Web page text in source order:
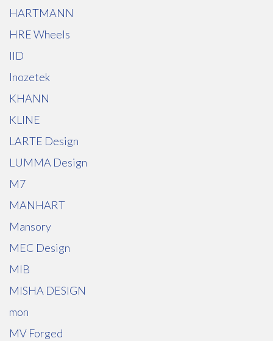
HARTMANN
HRE Wheels
IID
Inozetek
KHANN
KLINE
LARTE Design
LUMMA Design
M7
MANHART
Mansory
MEC Design
MIB
MISHA DESIGN
mon
MV Forged